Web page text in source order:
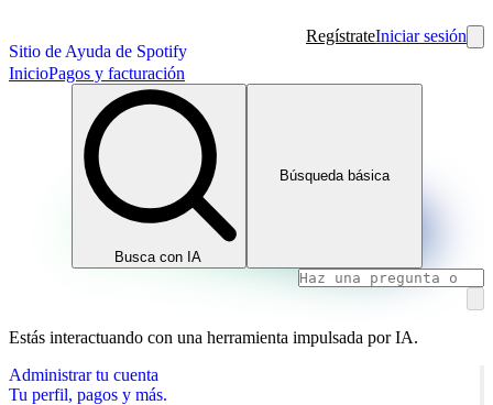
Sitio de Ayuda de Spotify
RegístrateIniciar sesión
InicioPagos y facturación
Busca con IA
Búsqueda básica
Estás interactuando con una herramienta impulsada por IA.
Administrar tu cuenta
Tu perfil, pagos y más.